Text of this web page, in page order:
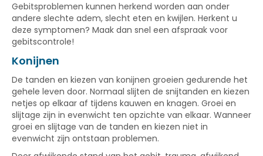
Gebitsproblemen kunnen herkend worden aan onder
andere slechte adem, slecht eten en kwijlen. Herkent u
deze symptomen? Maak dan snel een afspraak voor
gebitscontrole!
Konijnen
De tanden en kiezen van konijnen groeien gedurende het
gehele leven door. Normaal slijten de snijtanden en kiezen
netjes op elkaar af tijdens kauwen en knagen. Groei en
slijtage zijn in evenwicht ten opzichte van elkaar. Wanneer
groei en slijtage van de tanden en kiezen niet in
evenwicht zijn ontstaan problemen.